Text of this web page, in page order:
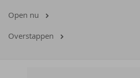
Open nu
Overstappen